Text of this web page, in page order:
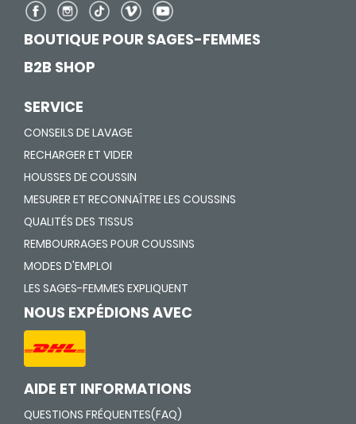
BOUTIQUE POUR SAGES-FEMMES
B2B SHOP
SERVICE
CONSEILS DE LAVAGE
RECHARGER ET VIDER
HOUSSES DE COUSSIN
MESURER ET RECONNAÎTRE LES COUSSINS
QUALITÉS DES TISSUS
REMBOURRAGES POUR COUSSINS
MODES D'EMPLOI
LES SAGES-FEMMES EXPLIQUENT
NOUS EXPÉDIONS AVEC
AIDE ET INFORMATIONS
QUESTIONS FRÉQUENTES(FAQ)